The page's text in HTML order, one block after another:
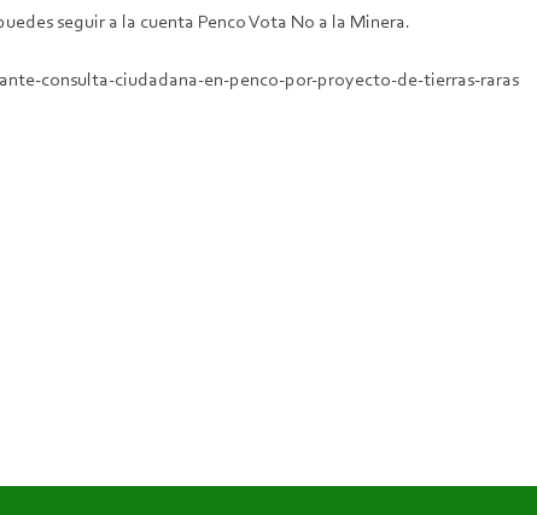
seguir a la cuenta Penco Vota No a la Minera.
consulta-ciudadana-en-penco-por-proyecto-de-tierras-raras